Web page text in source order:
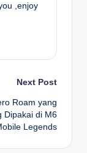
,enjoy
Next Post
Roam yang
Dipakai di M6
Legends